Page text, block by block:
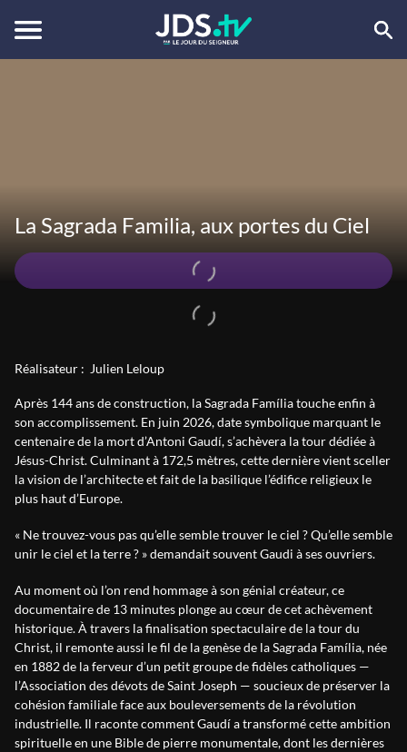
La Sagrada Familia, aux portes du Ciel
Réalisateur : Julien Leloup
Après 144 ans de construction, la Sagrada Família touche enfin à
son accomplissement. En juin 2026, date symbolique marquant le
centenaire de la mort d’Antoni Gaudí, s’achèvera la tour dédiée à
Jésus-Christ. Culminant à 172,5 mètres, cette dernière vient sceller
la vision de l’architecte et fait de la basilique l’édifice religieux le
plus haut d’Europe.
« Ne trouvez-vous pas qu’elle semble trouver le ciel ? Qu’elle semble
unir le ciel et la terre ? » demandait souvent Gaudi à ses ouvriers.
Au moment où l’on rend hommage à son génial créateur, ce
documentaire de 13 minutes plonge au cœur de cet achèvement
historique. À travers la finalisation spectaculaire de la tour du
Christ, il remonte aussi le fil de la genèse de la Sagrada Família, née
en 1882 de la ferveur d’un petit groupe de fidèles catholiques —
l’Association des dévots de Saint Joseph — soucieux de préserver la
cohésion familiale face aux bouleversements de la révolution
industrielle. Il raconte comment Gaudí a transformé cette ambition
spirituelle en une Bible de pierre monumentale, dont les dernières